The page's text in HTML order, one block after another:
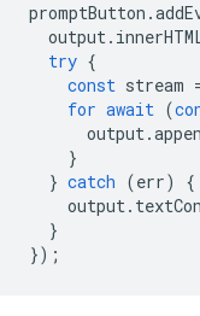
promptButton .
output.
try {
const stream
for await (
output.
}
} catch (err)
{
output.
}
});